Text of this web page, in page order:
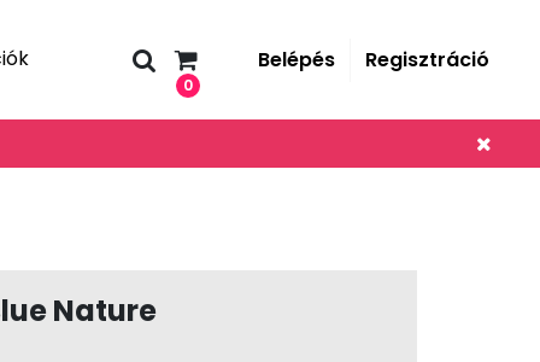
0
Belépés Regisztráció
Nature